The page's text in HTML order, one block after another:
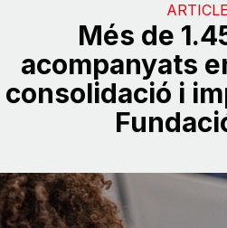
Més de
acompanyats
consolidació i